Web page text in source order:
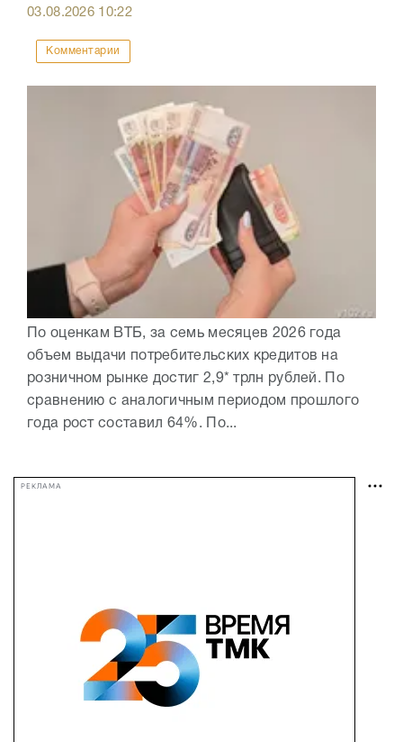
03.08.2026 10:22
Комментарии
По оценкам ВТБ, за семь месяцев 2026 года
объем выдачи потребительских кредитов на
розничном рынке достиг 2,9* трлн рублей. По
сравнению с аналогичным периодом прошлого
года рост составил 64%. По...
РЕКЛАМА